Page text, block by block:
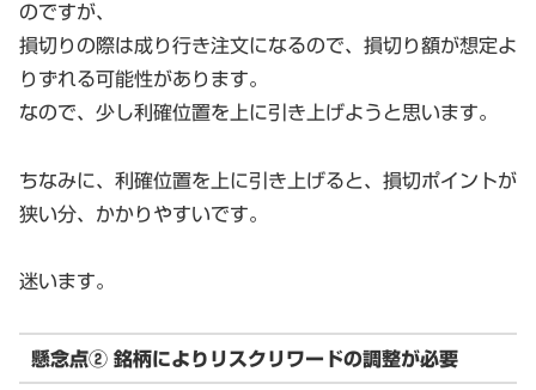
のですが、
損切りの際は成り行き注文になるので、損切り額が想定よ
りずれる可能性があります。
なので、少し利確位置を上に引き上げようと思います。
ちなみに、利確位置を上に引き上げると、損切ポイントが
狭い分、かかりやすいです。
迷います。
懸念点② 銘柄によりリスクリワードの調整が必要